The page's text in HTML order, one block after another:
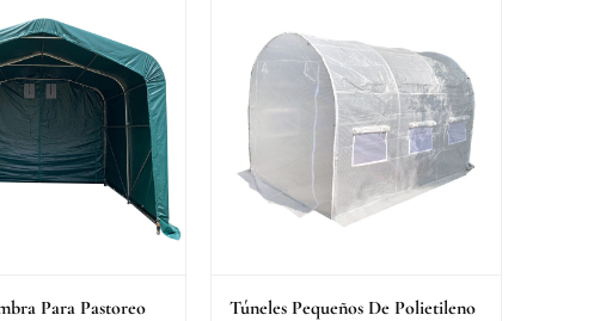
Para Pastoreo
Túneles Pequeños De Polietileno